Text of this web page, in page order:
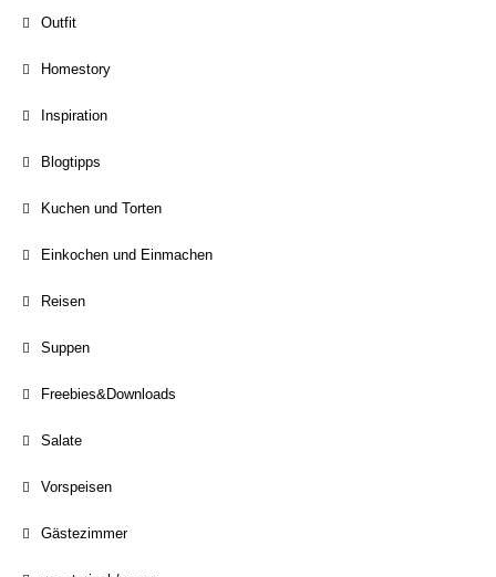
Outfit
Homestory
Inspiration
Blogtipps
Kuchen und Torten
Einkochen und Einmachen
Reisen
Suppen
Freebies&Downloads
Salate
Vorspeisen
Gästezimmer